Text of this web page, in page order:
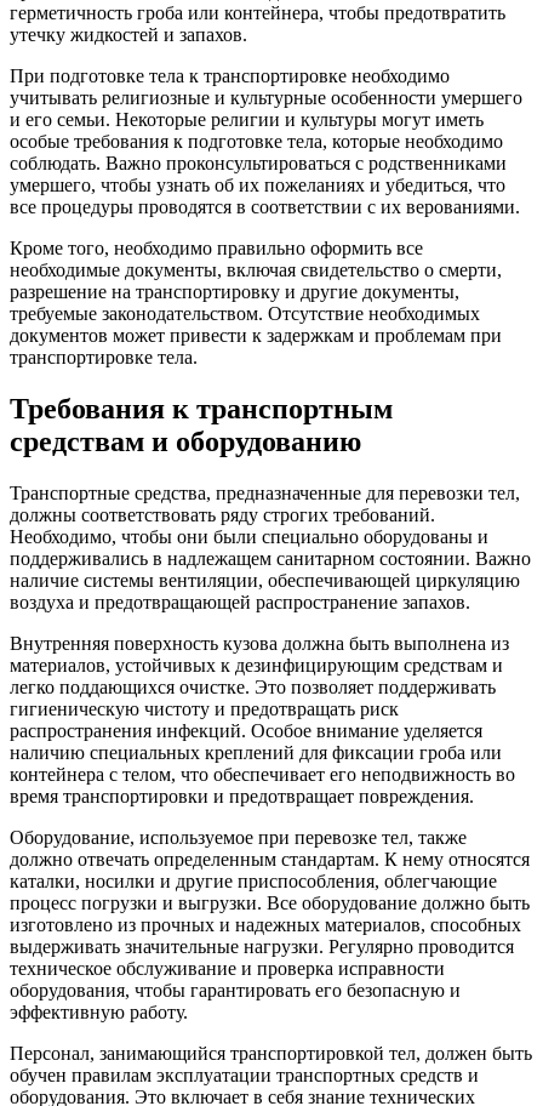
герметичность гроба или контейнера, чтобы предотвратить
утечку жидкостей и запахов.
При подготовке тела к транспортировке необходимо
учитывать религиозные и культурные особенности умершего
и его семьи. Некоторые религии и культуры могут иметь
особые требования к подготовке тела, которые необходимо
соблюдать. Важно проконсультироваться с родственниками
умершего, чтобы узнать об их пожеланиях и убедиться, что
все процедуры проводятся в соответствии с их верованиями.
Кроме того, необходимо правильно оформить все
необходимые документы, включая свидетельство о смерти,
разрешение на транспортировку и другие документы,
требуемые законодательством. Отсутствие необходимых
документов может привести к задержкам и проблемам при
транспортировке тела.
Требования к транспортным
средствам и оборудованию
Транспортные средства, предназначенные для перевозки тел,
должны соответствовать ряду строгих требований.
Необходимо, чтобы они были специально оборудованы и
поддерживались в надлежащем санитарном состоянии. Важно
наличие системы вентиляции, обеспечивающей циркуляцию
воздуха и предотвращающей распространение запахов.
Внутренняя поверхность кузова должна быть выполнена из
материалов, устойчивых к дезинфицирующим средствам и
легко поддающихся очистке. Это позволяет поддерживать
гигиеническую чистоту и предотвращать риск
распространения инфекций. Особое внимание уделяется
наличию специальных креплений для фиксации гроба или
контейнера с телом, что обеспечивает его неподвижность во
время транспортировки и предотвращает повреждения.
Оборудование, используемое при перевозке тел, также
должно отвечать определенным стандартам. К нему относятся
каталки, носилки и другие приспособления, облегчающие
процесс погрузки и выгрузки. Все оборудование должно быть
изготовлено из прочных и надежных материалов, способных
выдерживать значительные нагрузки. Регулярно проводится
техническое обслуживание и проверка исправности
оборудования, чтобы гарантировать его безопасную и
эффективную работу.
Персонал, занимающийся транспортировкой тел, должен быть
обучен правилам эксплуатации транспортных средств и
оборудования. Это включает в себя знание технических